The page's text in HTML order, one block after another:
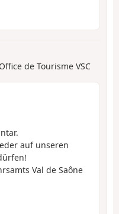
Office de Tourisme VSC
auf unseren
Val de Saône